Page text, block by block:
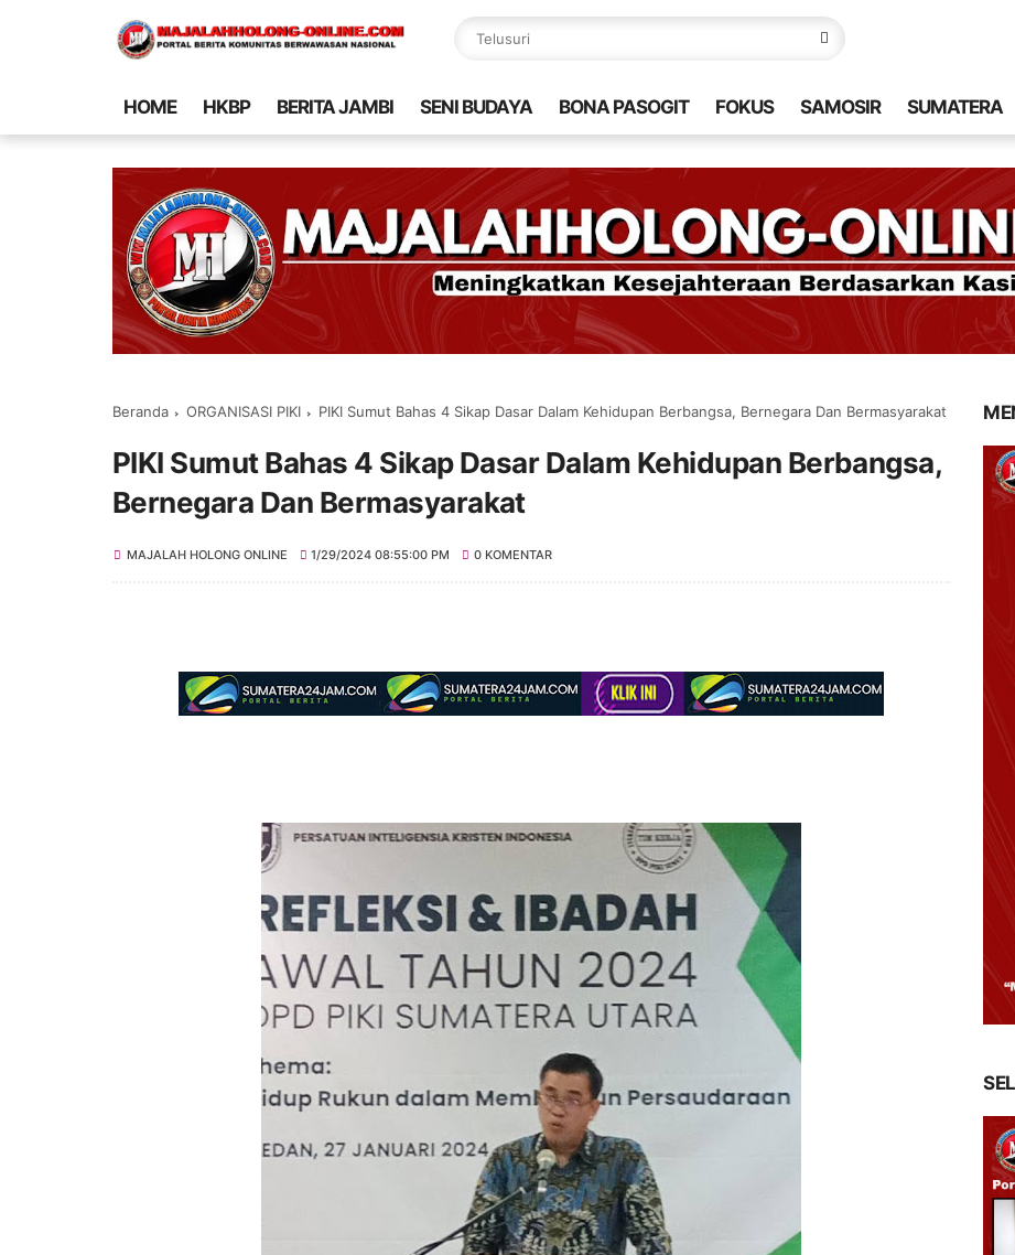
HOME HKBP BERITA JAMBI SENI BUDAYA BONA PASOGIT FOKUS SAMOSIR SUMATERA
Beranda ORGANISASI PIKI PIKI Sumut Bahas 4 Sikap Dasar Dalam Kehidupan Berbangsa, Bernegara Dan Bermasyarakat
PIKI Sumut Bahas 4 Sikap Dasar Dalam Kehidupan Berbangsa,
Bernegara Dan Bermasyarakat
MAJALAH HOLONG ONLINE 1/29/2024 08:55:00 PM 0 KOMENTAR